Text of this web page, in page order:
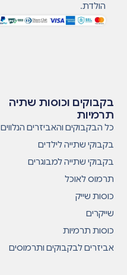
הולדת.
בקבוקים וכוסות שתיה
תרמיות
כל הבקבוקים והאביזרים הנלווים
בקבוקי שתייה לילדים
בקבוקי שתייה למבוגרים
תרמוס לאוכל
כוסות שייק
שייקרים
כוסות תרמיות
אביזרים לבקבוקים ותרמוסים